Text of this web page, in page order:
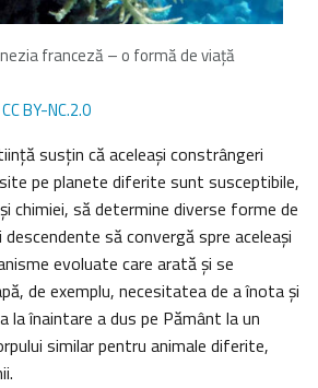
franceză – o formă de viaţă
CC BY-NC.2.0
susțin că aceleași constrângeri
pe planete diferite sunt susceptibile,
chimiei, să determine diverse forme de
să convergă spre aceleași
evoluate care arată şi se
de exemplu, necesitatea de a înota și
la înaintare a dus pe Pământ la un
similar pentru animale diferite,